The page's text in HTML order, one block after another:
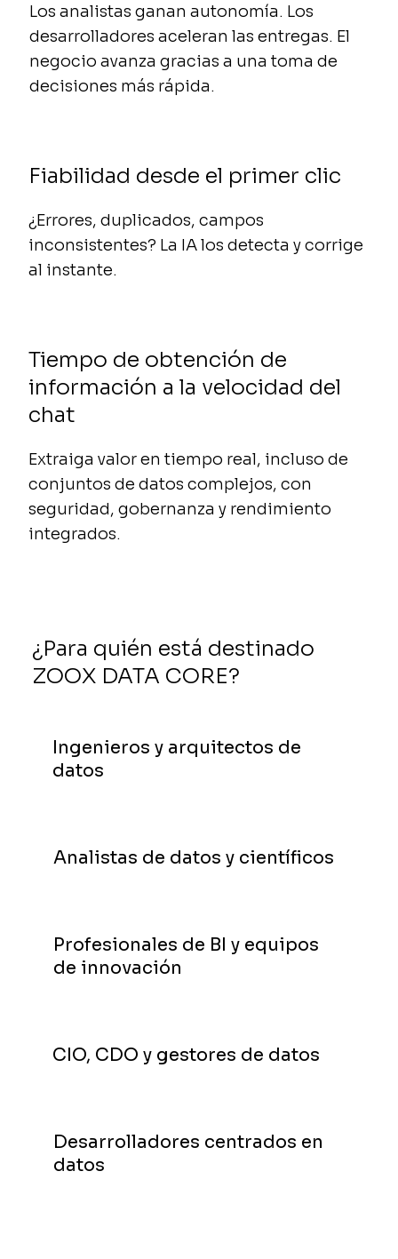
Los analistas ganan autonomía. Los
desarrolladores aceleran las entregas. El
negocio avanza gracias a una toma de
decisiones más rápida.
Fiabilidad desde el primer clic
¿Errores, duplicados, campos
inconsistentes? La IA los detecta y corrige
al instante.
Tiempo de obtención de
información a la velocidad del
chat
Extraiga valor en tiempo real, incluso de
conjuntos de datos complejos, con
seguridad, gobernanza y rendimiento
integrados.
¿Para quién está destinado
ZOOX DATA CORE?
Ingenieros y arquitectos de
datos
Analistas de datos y científicos
Desarrolladores centrados en
datos
Profesionales de BI y equipos
de innovación
CIO, CDO y gestores de datos